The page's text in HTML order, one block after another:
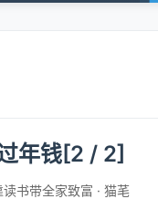
年钱[2 / 2]
书带全家致富 · 猫芼